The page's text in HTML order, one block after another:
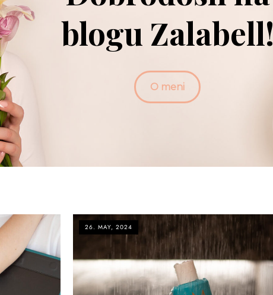
blogu Zalabell!
O meni
26. MAY, 2024